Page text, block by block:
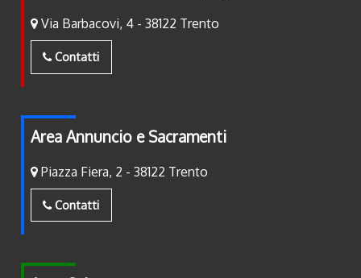
Via Barbacovi, 4 - 38122 Trento
Contatti
Area Annuncio e Sacramenti
Piazza Fiera, 2 - 38122 Trento
Contatti